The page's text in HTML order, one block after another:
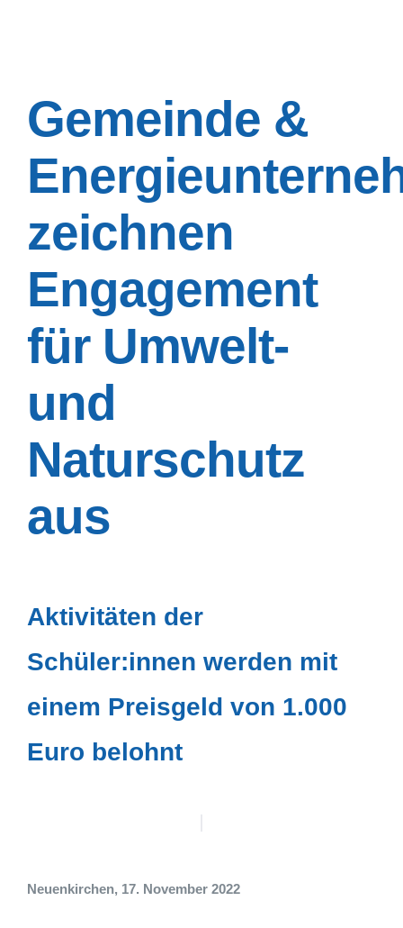
Gemeinde &
zeichnen
Engagement
für Umwelt-
und
Naturschutz
aus
Aktivitäten der
Schüler:innen werden mit
einem Preisgeld von 1.000
Euro belohnt
Neuenkirchen, 17. November 2022